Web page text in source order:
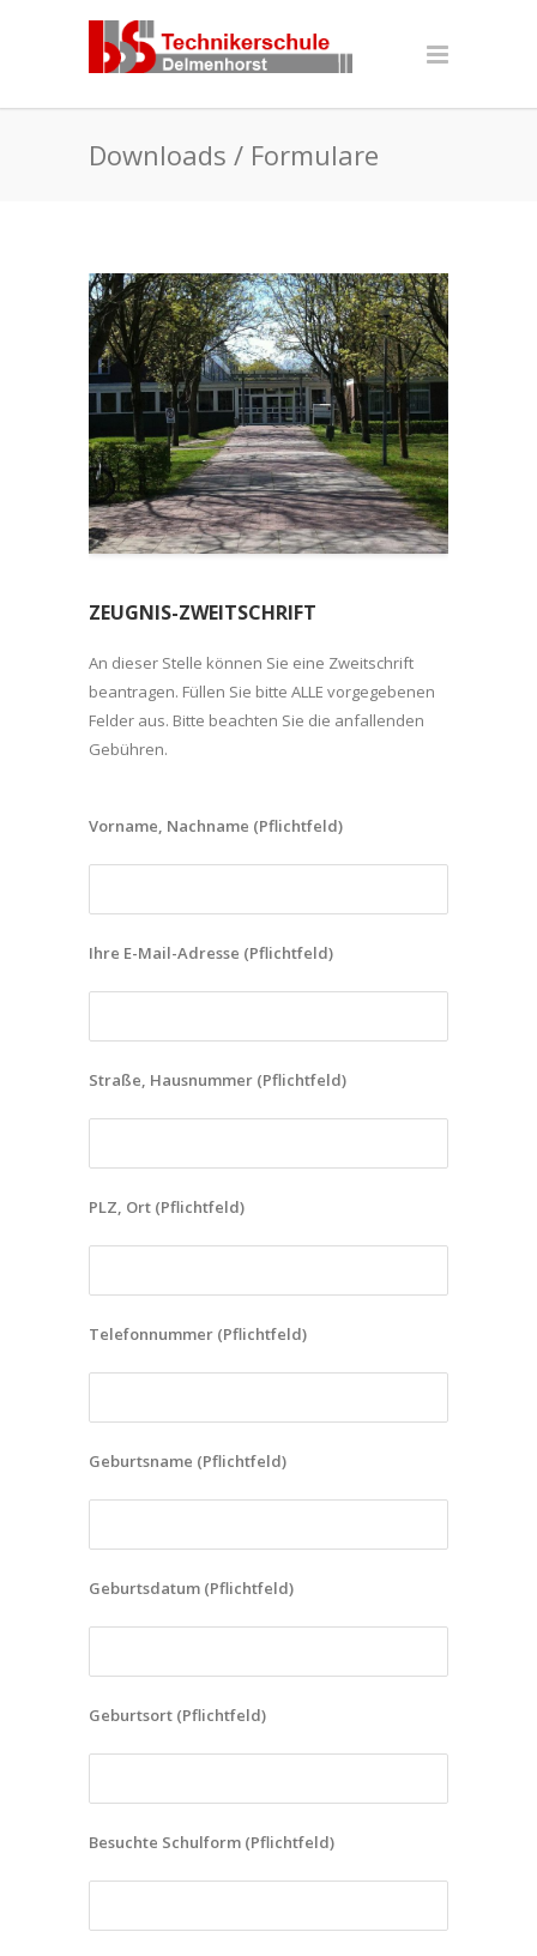
Downloads / Formulare
ZEUGNIS-ZWEITSCHRIFT
An dieser Stelle können Sie eine Zweitschrift
beantragen. Füllen Sie bitte ALLE vorgegebenen
Felder aus. Bitte beachten Sie die anfallenden
Gebühren.
Vorname, Nachname (Pflichtfeld)
Ihre E-Mail-Adresse (Pflichtfeld)
Straße, Hausnummer (Pflichtfeld)
PLZ, Ort (Pflichtfeld)
Telefonnummer (Pflichtfeld)
Geburtsname (Pflichtfeld)
Geburtsdatum (Pflichtfeld)
Geburtsort (Pflichtfeld)
Besuchte Schulform (Pflichtfeld)